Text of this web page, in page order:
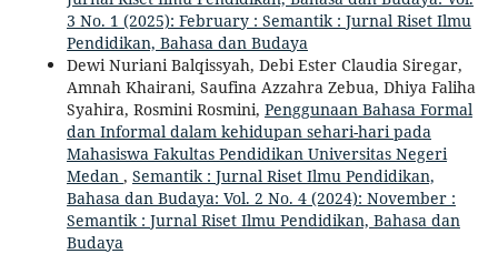
3 No. 1 (2025): February : Semantik : Jurnal Riset Ilmu
Pendidikan, Bahasa dan Budaya
Dewi Nuriani Balqissyah, Debi Ester Claudia Siregar,
Amnah Khairani, Saufina Azzahra Zebua, Dhiya Faliha
Syahira, Rosmini Rosmini, Penggunaan Bahasa Formal
dan Informal dalam kehidupan sehari-hari pada
Mahasiswa Fakultas Pendidikan Universitas Negeri
Medan , Semantik : Jurnal Riset Ilmu Pendidikan,
Bahasa dan Budaya: Vol. 2 No. 4 (2024): November :
Semantik : Jurnal Riset Ilmu Pendidikan, Bahasa dan
Budaya